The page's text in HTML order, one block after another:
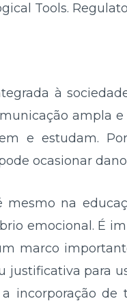
Tools.
à
ampla
e estudam.
ocasionar
na
emocional. É
marco
justificativa para
a incorporação